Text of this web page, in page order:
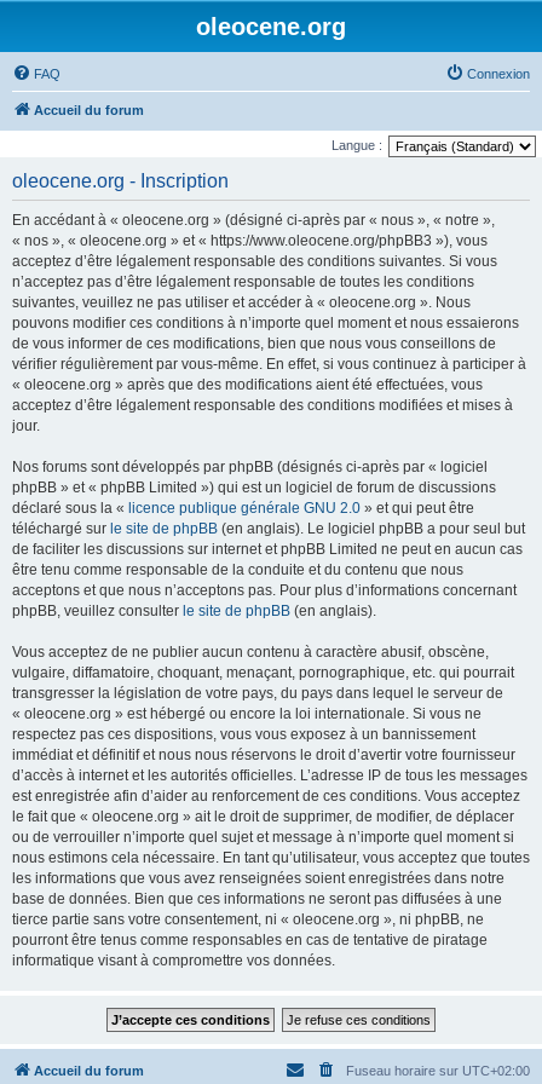
oleocene.org
FAQ Connexion
Accueil du forum
Langue :
oleocene.org - Inscription
En accédant à « oleocene.org » (désigné ci-après par « nous », « notre »,
« nos », « oleocene.org » et « https://www.oleocene.org/phpBB3 »), vous
acceptez d’être légalement responsable des conditions suivantes. Si vous
n’acceptez pas d’être légalement responsable de toutes les conditions
suivantes, veuillez ne pas utiliser et accéder à « oleocene.org ». Nous
pouvons modifier ces conditions à n’importe quel moment et nous essaierons
de vous informer de ces modifications, bien que nous vous conseillons de
vérifier régulièrement par vous-même. En effet, si vous continuez à participer à
« oleocene.org » après que des modifications aient été effectuées, vous
acceptez d’être légalement responsable des conditions modifiées et mises à
jour.
Nos forums sont développés par phpBB (désignés ci-après par « logiciel
phpBB » et « phpBB Limited ») qui est un logiciel de forum de discussions
déclaré sous la « licence publique générale GNU 2.0 » et qui peut être
téléchargé sur le site de phpBB (en anglais). Le logiciel phpBB a pour seul but
de faciliter les discussions sur internet et phpBB Limited ne peut en aucun cas
être tenu comme responsable de la conduite et du contenu que nous
acceptons et que nous n’acceptons pas. Pour plus d’informations concernant
phpBB, veuillez consulter le site de phpBB (en anglais).
Vous acceptez de ne publier aucun contenu à caractère abusif, obscène,
vulgaire, diffamatoire, choquant, menaçant, pornographique, etc. qui pourrait
transgresser la législation de votre pays, du pays dans lequel le serveur de
« oleocene.org » est hébergé ou encore la loi internationale. Si vous ne
respectez pas ces dispositions, vous vous exposez à un bannissement
immédiat et définitif et nous nous réservons le droit d’avertir votre fournisseur
d’accès à internet et les autorités officielles. L’adresse IP de tous les messages
est enregistrée afin d’aider au renforcement de ces conditions. Vous acceptez
le fait que « oleocene.org » ait le droit de supprimer, de modifier, de déplacer
ou de verrouiller n’importe quel sujet et message à n’importe quel moment si
nous estimons cela nécessaire. En tant qu’utilisateur, vous acceptez que toutes
les informations que vous avez renseignées soient enregistrées dans notre
base de données. Bien que ces informations ne seront pas diffusées à une
tierce partie sans votre consentement, ni « oleocene.org », ni phpBB, ne
pourront être tenus comme responsables en cas de tentative de piratage
informatique visant à compromettre vos données.
Accueil du forum Fuseau horaire sur UTC+02:00